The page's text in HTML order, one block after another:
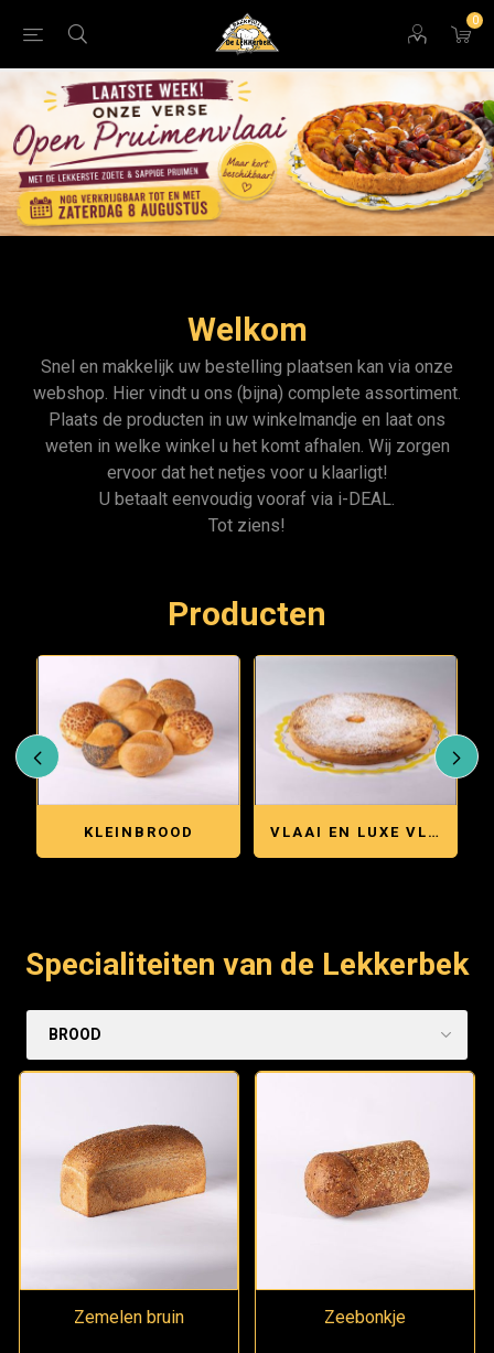
0
Welkom
Snel en makkelijk uw bestelling plaatsen kan via onze
webshop. Hier vindt u ons (bijna) complete assortiment.
Plaats de producten in uw winkelmandje en laat ons
weten in welke winkel u het komt afhalen. Wij zorgen
ervoor dat het netjes voor u klaarligt!
U betaalt eenvoudig vooraf via i-DEAL.
Tot ziens!
Producten
KLEINBROOD VLAAI EN LUXE VLAAI
Specialiteiten van de Lekkerbek
Zemelen bruin Zeebonkje